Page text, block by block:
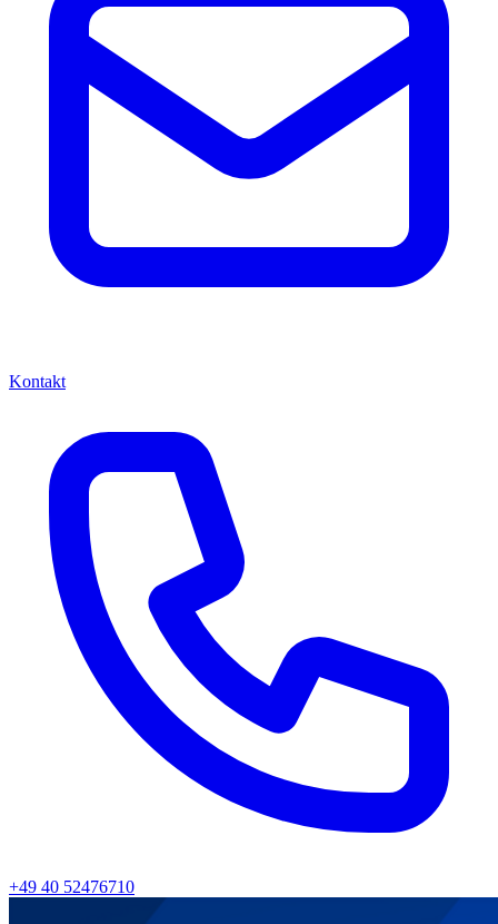
Kontakt
+49 40 52476710